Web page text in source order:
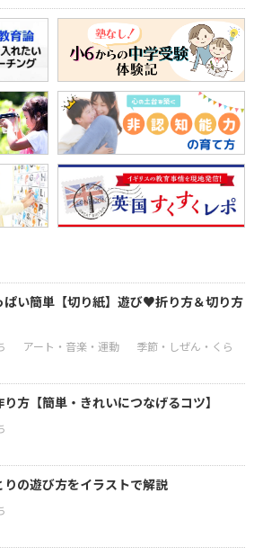
ぱい簡単【切り紙】遊び♥折り方＆切り方
方【簡単・きれいにつなげるコツ】
りの遊び方をイラストで解説